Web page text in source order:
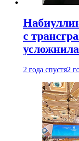
с
2 года спустя2